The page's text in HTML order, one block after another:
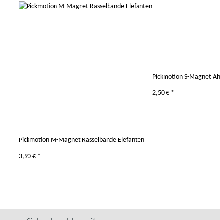
Pickmotion M-Magnet Rasselbande Elefanten
3,90 € *
Pickmotion S-Magnet
2,50 € *